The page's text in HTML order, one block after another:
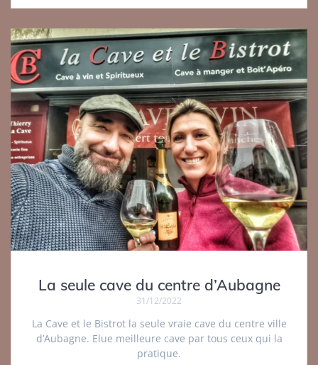
La seule cave du centre d’Aubagne
31/12/2022
La Cave et le Bistrot la seule vraie cave du centre ville
d’Aubagne. Elue meilleure cave par tous ceux qui la
pratique.